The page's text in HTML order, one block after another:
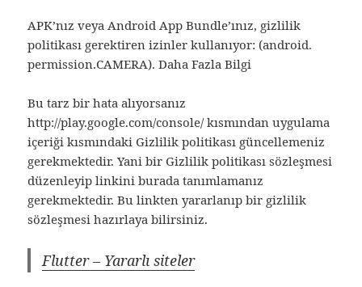
APK’nız veya Android App Bundle’ınız, gizlilik
politikası gerektiren izinler kullanıyor: (android.
permission.CAMERA). Daha Fazla Bilgi
Bu tarz bir hata alıyorsanız
http://play.google.com/console/ kısmından uygulama
içeriği kısmındaki Gizlilik politikası güncellemeniz
gerekmektedir. Yani bir Gizlilik politikası sözleşmesi
düzenleyip linkini burada tanımlamanız
gerekmektedir. Bu linkten yararlanıp bir gizlilik
sözleşmesi hazırlaya bilirsiniz.
Flutter – Yararlı siteler